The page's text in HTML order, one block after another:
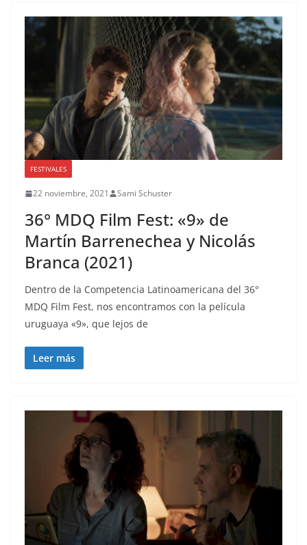
FESTIVALES
22 noviembre, 2021 Sami Schuster
36° MDQ Film Fest: «9» de
Martín Barrenechea y Nicolás
Branca (2021)
Dentro de la Competencia Latinoamericana del 36°
MDQ Film Fest, nos encontramos con la película
uruguaya «9», que lejos de
Leer más